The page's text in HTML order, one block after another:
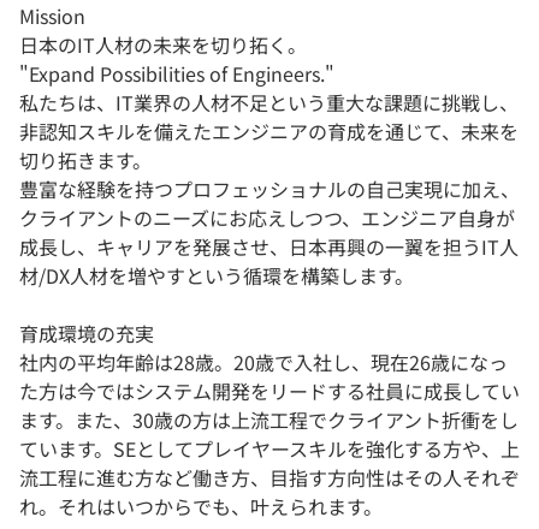
法人向けプラン
学校向けプラン
契約内容・クーポン
Mission
日本のIT人材の未来を切り拓く。
"Expand Possibilities of Engineers."
私たちは、IT業界の人材不足という重大な課題に挑戦し、
非認知スキルを備えたエンジニアの育成を通じて、未来を
切り拓きます。
豊富な経験を持つプロフェッショナルの自己実現に加え、
クライアントのニーズにお応えしつつ、エンジニア自身が
成長し、キャリアを発展させ、日本再興の一翼を担うIT人
材/DX人材を増やすという循環を構築します。
育成環境の充実
社内の平均年齢は28歳。20歳で入社し、現在26歳になっ
た方は今ではシステム開発をリードする社員に成長してい
ます。また、30歳の方は上流工程でクライアント折衝をし
ています。SEとしてプレイヤースキルを強化する方や、上
流工程に進む方など働き方、目指す方向性はその人それぞ
れ。それはいつからでも、叶えられます。